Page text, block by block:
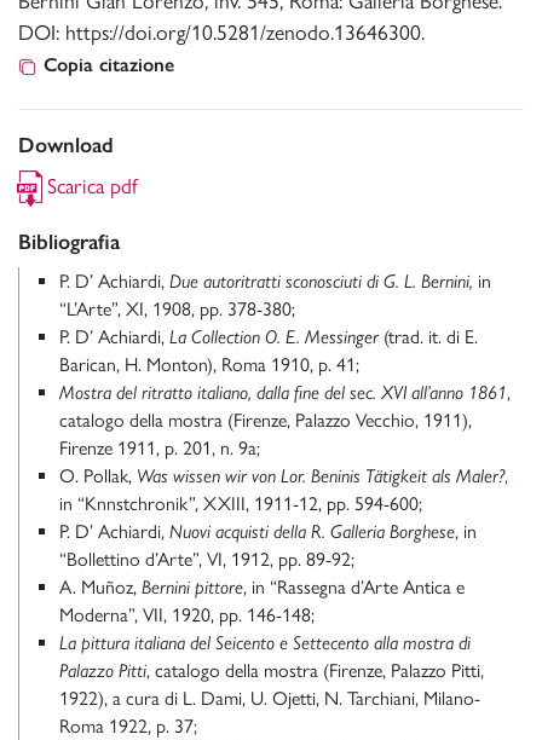
DOI: https://doi.org/10.5281/zenodo.13646300.
Copia citazione
Download
Scarica pdf
Bibliografia
P. D’ Achiardi, Due autoritratti sconosciuti di G. L. Bernini, in
“L’Arte”, XI, 1908, pp. 378-380;
P. D’ Achiardi, La Collection O. E. Messinger(trad. it. di E.
Barican, H. Monton), Roma 1910, p. 41;
Mostra del ritratto italiano, dalla fine del sec. XVI all’anno 1861,
catalogo della mostra (Firenze, Palazzo Vecchio, 1911),
Firenze 1911, p. 201, n. 9a;
O. Pollak, Was wissen wir von Lor. Beninis Tätigkeit als Maler?,
in “Knnstchronik”, XXIII, 1911-12, pp. 594-600;
P. D’ Achiardi, Nuovi acquisti della R. Galleria Borghese, in
“Bollettino d’Arte”, VI, 1912, pp. 89-92;
A. Muñoz, Bernini pittore, in “Rassegna d’Arte Antica e
Moderna”, VII, 1920, pp. 146-148;
La pittura italiana del Seicento e Settecento alla mostra di
Palazzo Pitti, catalogo della mostra (Firenze, Palazzo Pitti,
1922), a cura di L. Dami, U. Ojetti, N. Tarchiani, Milano-
Roma 1922, p. 37;